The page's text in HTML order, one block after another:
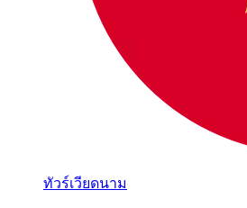
ทัวร์เวียดนาม